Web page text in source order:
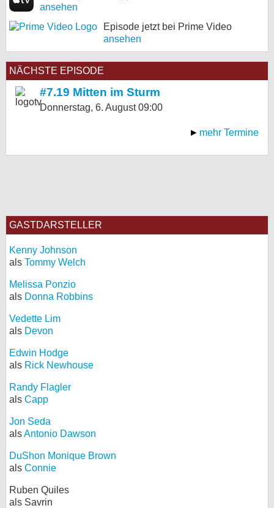
ansehen
Episode jetzt bei Prime Video
ansehen
NÄCHSTE EPISODE
#7.19 Mitten im Sturm
Donnerstag, 6. August09:00
mehr Termine
GASTDARSTELLER
Kenny Johnson
als Tommy Welch
Melissa Ponzio
als Donna Robbins
Vedette Lim
als Devon
Edwin Hodge
als Rick Newhouse
Randy Flagler
als Capp
Jon Seda
alsAntonio Dawson
DuShon Monique Brown
als Connie
Ruben Quiles
als Savrin